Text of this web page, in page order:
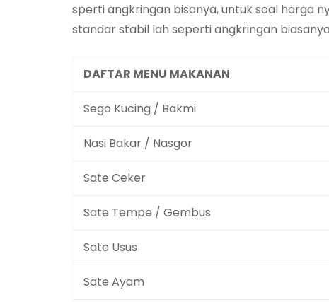
sperti angkringan bisanya, untuk soal harga
standar stabil lah seperti angkringan
DAFTAR MENU MAKANAN
Sego Kucing / Bakmi
Nasi Bakar / Nasgor
Sate Ceker
Sate Tempe / Gembus
Sate Usus
Sate Ayam